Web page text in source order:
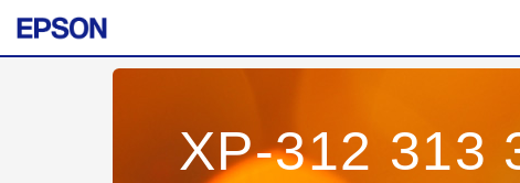
XP-312 313